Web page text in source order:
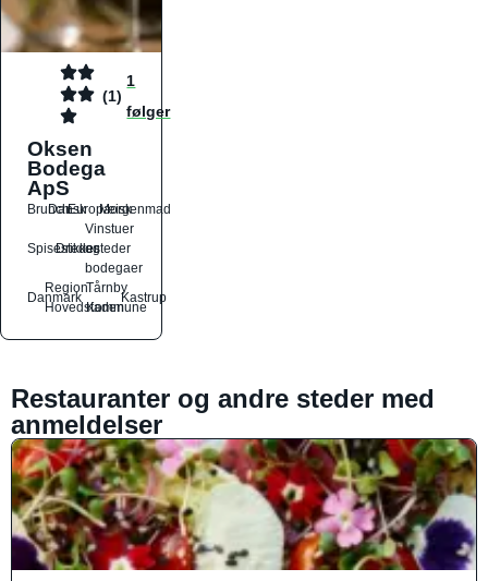
(1)
1
følger
Oksen
Bodega
ApS
Brunch
DanskEuropæiskMorgenmad
Spisesteder
Drikkesteder
Vinstuer
og
bodegaer
Danmark
Region
Hovedstaden
Tårnby
Kommune
Kastrup
Restauranter og andre steder med
anmeldelser